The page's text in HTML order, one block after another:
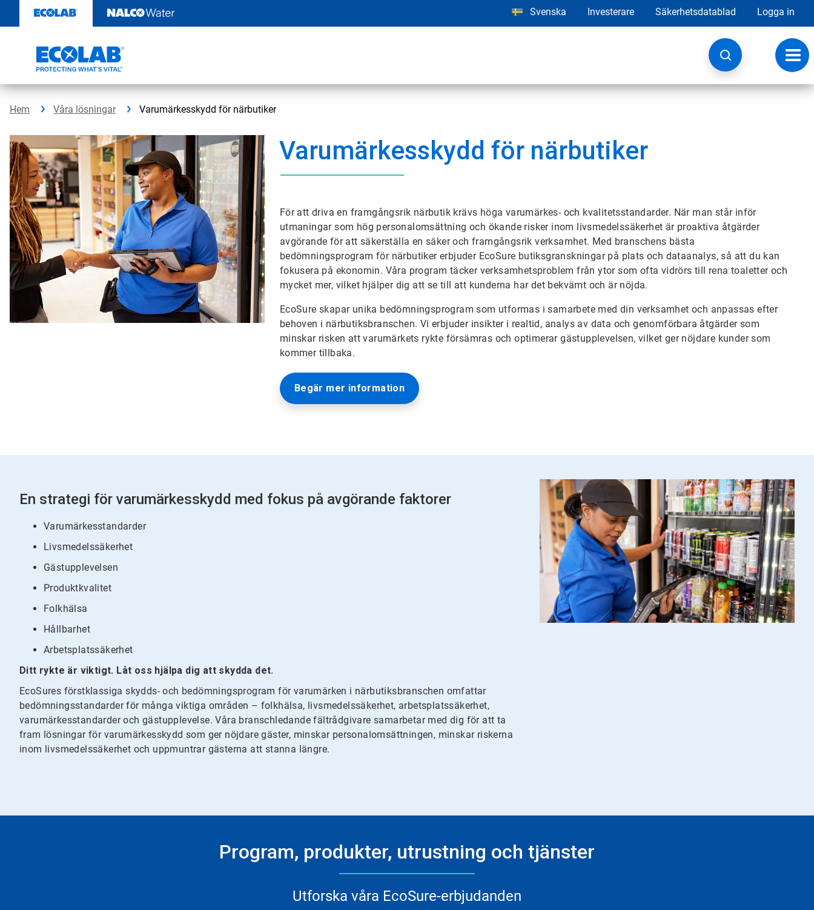
innehåll
Svenska Investerare Säkerhetsdatablad Logga in
Hem Våra lösningar Varumärkesskydd för närbutiker
Varumärkesskydd för närbutiker
För att driva en framgångsrik närbutik krävs höga varumärkes- och kvalitetsstandarder. När man står inför
utmaningar som hög personalomsättning och ökande risker inom livsmedelssäkerhet är proaktiva åtgärder
avgörande för att säkerställa en säker och framgångsrik verksamhet. Med branschens bästa
bedömningsprogram för närbutiker erbjuder EcoSure butiksgranskningar på plats och dataanalys, så att du kan
fokusera på ekonomin. Våra program täcker verksamhetsproblem från ytor som ofta vidrörs till rena toaletter och
mycket mer, vilket hjälper dig att se till att kunderna har det bekvämt och är nöjda.
EcoSure skapar unika bedömningsprogram som utformas i samarbete med din verksamhet och anpassas efter
behoven i närbutiksbranschen. Vi erbjuder insikter i realtid, analys av data och genomförbara åtgärder som
minskar risken att varumärkets rykte försämras och optimerar gästupplevelsen, vilket ger nöjdare kunder som
kommer tillbaka.
Begär mer information
En strategi för varumärkesskydd med fokus på avgörande faktorer
Varumärkesstandarder
Livsmedelssäkerhet
Gästupplevelsen
Produktkvalitet
Folkhälsa
Hållbarhet
Arbetsplatssäkerhet
Ditt rykte är viktigt. Låt oss hjälpa dig att skydda det.
EcoSures förstklassiga skydds- och bedömningsprogram för varumärken i närbutiksbranschen omfattar
bedömningsstandarder för många viktiga områden – folkhälsa, livsmedelssäkerhet, arbetsplatssäkerhet,
varumärkesstandarder och gästupplevelse. Våra branschledande fältrådgivare samarbetar med dig för att ta
fram lösningar för varumärkesskydd som ger nöjdare gäster, minskar personalomsättningen, minskar riskerna
inom livsmedelssäkerhet och uppmuntrar gästerna att stanna längre.
Program, produkter, utrustning och tjänster
Utforska våra EcoSure-erbjudanden